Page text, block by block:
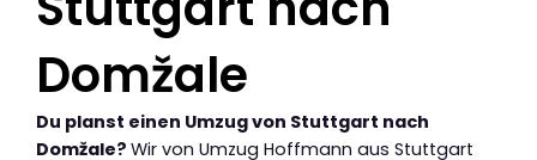
Domžale
Du planst einen Umzug von Stuttgart nach
Domžale? Wir von Umzug Hoffmann aus Stuttgart